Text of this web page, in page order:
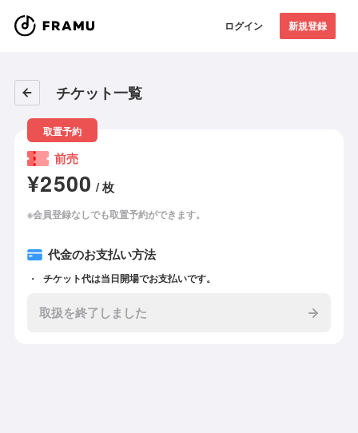
ログイン 新規登録
チケット一覧
取置予約
前売
¥2500 / 枚
※会員登録なしでも取置予約ができます。
代金のお支払い方法
チケット代は当日開場でお支払いです。
取扱を終了しました